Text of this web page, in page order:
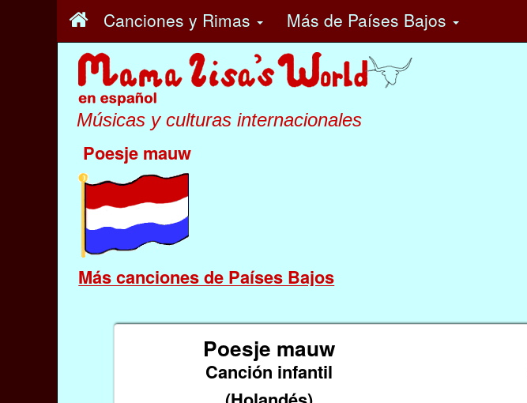
Canciones y Rimas Más de Países Bajos
Músicas y culturas internacionales
Poesje mauw
Más canciones de Países Bajos
Poesje mauw
Canción infantil